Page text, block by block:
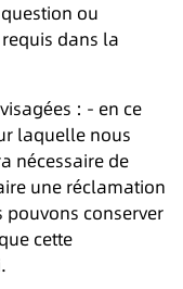
ou
dans la
: - en ce
laquelle nous
nécessaire de
une réclamation
pouvons conserver
cette